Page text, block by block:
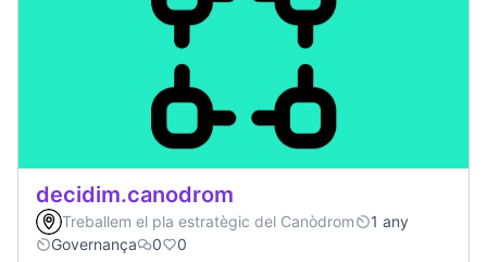
decidim.canodrom
Treballem el pla estratègic del Canòdrom
1 any
Governança
0 0